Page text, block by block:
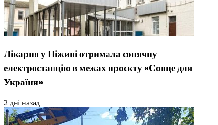
Лікарня у Ніжині отримала сонячну
електростанцію в межах проєкту «Сонце для
України»
2 дні назад